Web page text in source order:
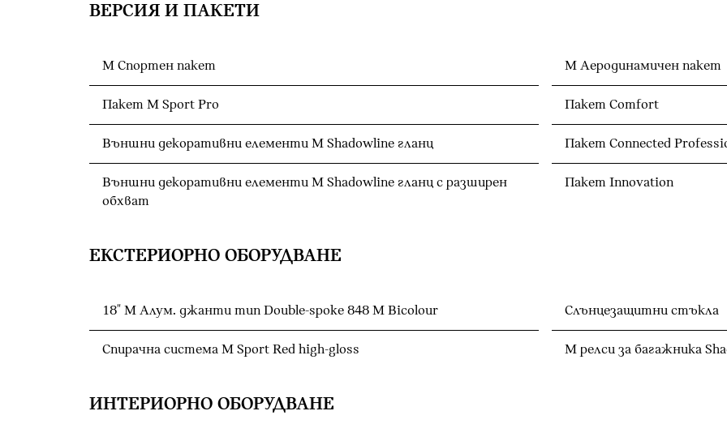
ВЕРСИЯ И ПАКЕТИ
М Спортен пакет
Пакет M Sport Pro
Външни декоративни елементи M Shadowline гланц
Външни декоративни елементи M Shadowline гланц с разширен
обхват
М Аеродинамичен пакет
Пакет Comfort
Пакет Connected
Пакет Innovation
ЕКСТЕРИОРНО ОБОРУДВАНЕ
18" M Алум. джанти тип Double-spoke 848 M Bicolour
Спирачна система M Sport Red high-gloss
Слънцезащитни стъкла
M релси за багажника
ИНТЕРИОРНО ОБОРУДВАНЕ